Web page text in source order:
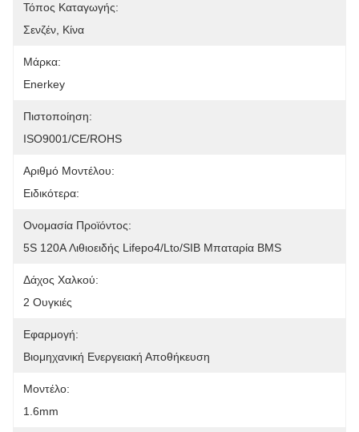
Τόπος Καταγωγής:
Σενζέν, Κίνα
Μάρκα:
Enerkey
Πιστοποίηση:
ISO9001/CE/ROHS
Αριθμό Μοντέλου:
Ειδικότερα:
Ονομασία Προϊόντος:
5S 120A Λιθιοειδής Lifepo4/Lto/SIB Μπαταρία BMS
Δάχος Χαλκού:
2 Ουγκιές
Εφαρμογή:
Βιομηχανική Ενεργειακή Αποθήκευση
Μοντέλο:
1.6mm